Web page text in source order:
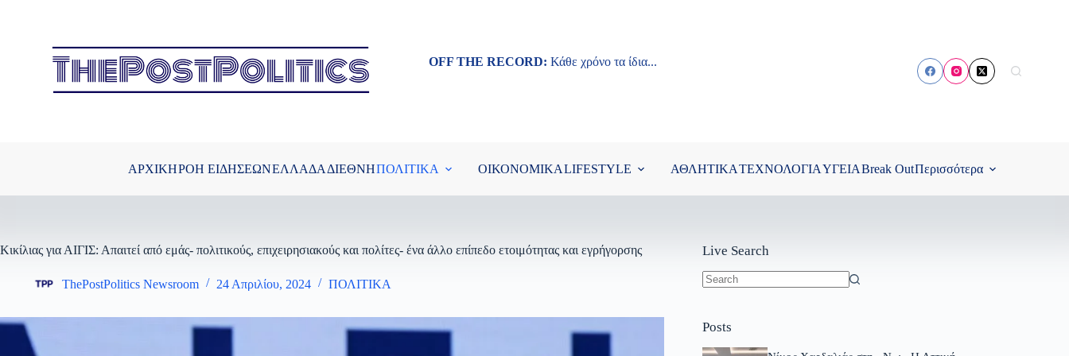
OFF THE RECORD: Κάθε χρόνο τα ίδια...
ΑΡΧΙΚΗΡΟΗ ΕΙΔΗΣΕΩΝΕΛΛΑΔΑ ΔΙΕΘΝΗΠΟΛΙΤΙΚΑ ΟΙΚΟΝΟΜΙΚΑLIFESTYLE ΑΘΛΗΤΙΚΑΤΕΧΝΟΛΟΓΙΑΥΓΕΙΑBreak OutΠερισσότερα
Κικίλιας για ΑΙΓΙΣ: Απαιτεί από εμάς- πολιτικούς, επιχειρησιακούς και πολίτες- ένα άλλο επίπεδο ετοιμότητας και εγρήγορσης
ThePostPolitics Newsroom 24 Απριλίου, 2024 ΠΟΛΙΤΙΚΑ
Live Search
Posts